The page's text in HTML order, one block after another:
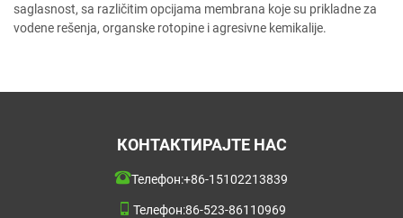
saglasnost, sa različitim opcijama membrana koje su prikladne za
vodene rešenja, organske rotopine i agresivne kemikalije.
КОНТАКТИРАЈТЕ НАС
Телефон:+86-15102213839
Телефон:86-523-86110969